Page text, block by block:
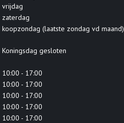
vrijdag
zaterdag
koopzondag (laatste zondag vd maand)
Koningsdag gesloten
10:00 - 17:00
10:00 - 17:00
10:00 - 17:00
10:00 - 17:00
10:00 - 17:00